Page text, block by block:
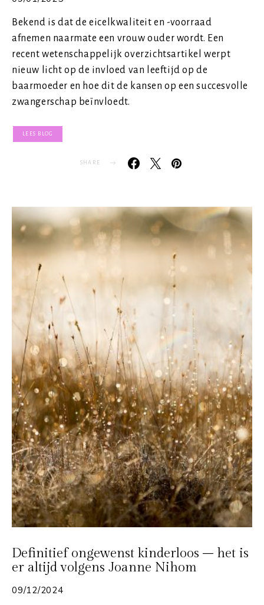
Bekend is dat de eicelkwaliteit en -voorraad
afnemen naarmate een vrouw ouder wordt. Een
recent wetenschappelijk overzichtsartikel werpt
nieuw licht op de invloed van leeftijd op de
baarmoeder en hoe dit de kansen op een succesvolle
zwangerschap beïnvloedt.
LEES BLOG
SHARE
Definitief ongewenst kinderloos – het is
er altijd volgens Joanne Nihom
09/12/2024